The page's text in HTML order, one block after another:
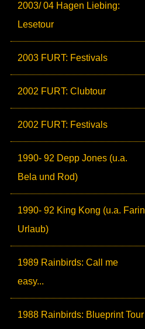
2003/ 04 Hagen Liebing:
Lesetour
2003 FURT: Festivals
2002 FURT: Clubtour
2002 FURT: Festivals
1990- 92 Depp Jones (u.a.
Bela und Rod)
1990- 92 King Kong (u.a. Farin
Urlaub)
1989 Rainbirds: Call me
easy...
1988 Rainbirds: Blueprint Tour